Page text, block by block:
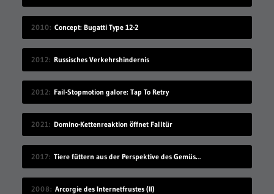
2010 Concept: Bugatti Type 12-2
2012 Russisches Verkehrshindernis
2012 Fail-Stopmotion galore: Tap To Retry
2021 Domino-Kettenreaktion öffnet Falltür
2017 Tiere füttern aus der Perspektive des Gemüses
2008 Arcorgie des Internetfrustes (II)